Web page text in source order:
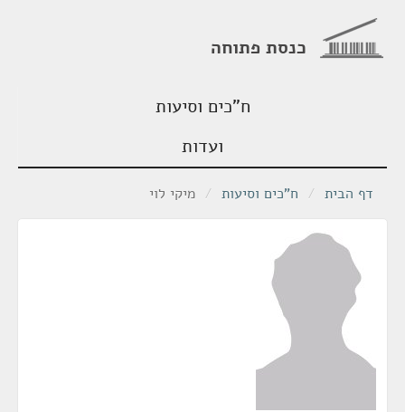
כנסת פתוחה
ח"כים וסיעות
ועדות
דף הבית / ח"כים וסיעות / מיקי לוי